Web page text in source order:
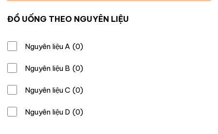
ĐỒ UỐNG THEO NGUYÊN LIỆU
Nguyên liệu A (0)
Nguyên liệu B (0)
Nguyên liệu C (0)
Nguyên liệu D (0)